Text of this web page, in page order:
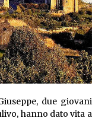
due giovani
hanno dato vita a